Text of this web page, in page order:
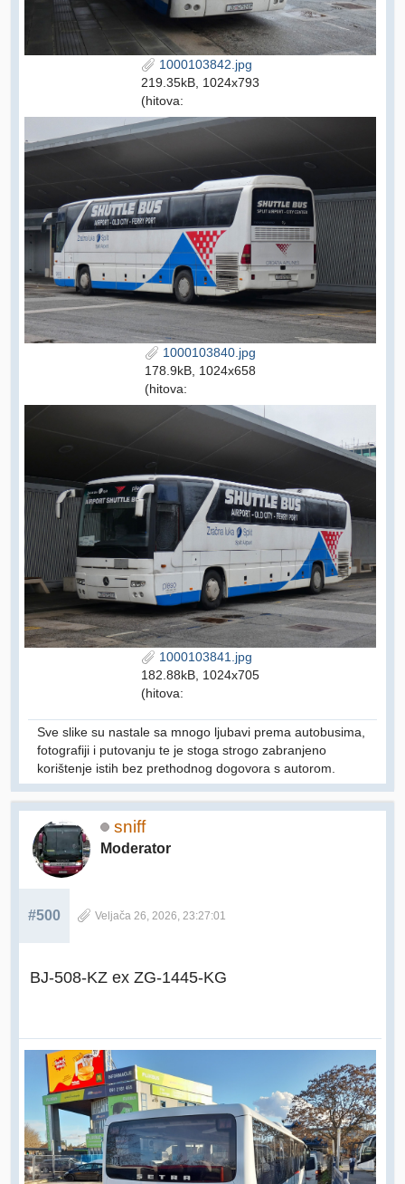
1000103842.jpg
219.35kB, 1024x793
(hitova:
1000103840.jpg
178.9kB, 1024x658
(hitova:
1000103841.jpg
182.88kB, 1024x705
(hitova:
Sve slike su nastale sa mnogo ljubavi prema autobusima,
fotografiji i putovanju te je stoga strogo zabranjeno
korištenje istih bez prethodnog dogovora s autorom.
sniff
Moderator
#500 Veljača 26, 2026, 23:27:01
BJ-508-KZ ex ZG-1445-KG